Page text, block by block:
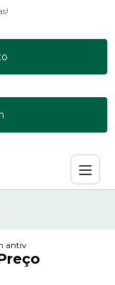
antivandalismo preco